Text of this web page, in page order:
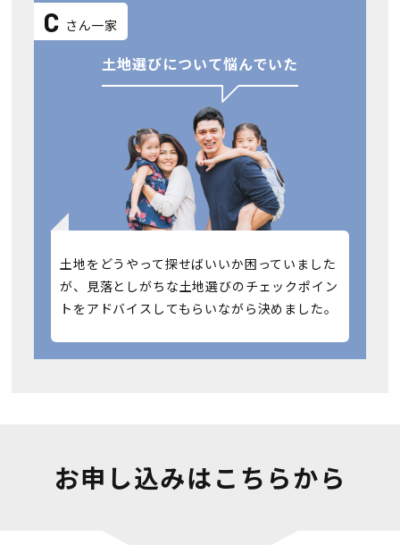
C さん一家
土地選びについて悩んでいた
土地をどうやって探せばいいか困っていました
が、見落としがちな土地選びのチェックポイン
トをアドバイスしてもらいながら決めました。
お申し込みはこちらから